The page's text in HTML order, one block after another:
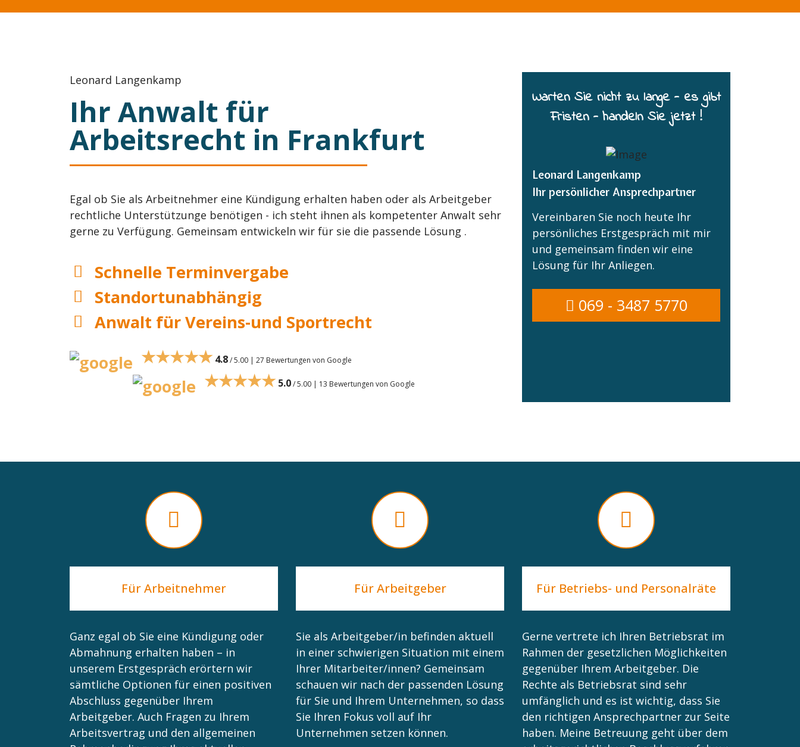
Leonard Langenkamp
Ihr Anwalt für
Arbeitsrecht in Frankfurt
Egal ob Sie als Arbeitnehmer eine Kündigung erhalten haben oder als Arbeitgeber
rechtliche Unterstützunge benötigen - ich steht ihnen als kompetenter Anwalt sehr
gerne zu Verfügung. Gemeinsam entwickeln wir für sie die passende Lösung .
Schnelle Terminvergabe
Standortunabhängig
Anwalt für Vereins-und Sportrecht
★★★★★ 4.8/ 5.00 | 27 Bewertungen von Google
★★★★★ 5.0/ 5.00 | 13 Bewertungen von Google
Warten Sie nicht zu lange - es gibt
Fristen - handeln Sie jetzt !
Leonard Langenkamp
Ihr persönlicher Ansprechpartner
Vereinbaren Sie noch heute Ihr
persönliches Erstgespräch mit mir
und gemeinsam finden wir eine
Lösung für Ihr Anliegen.
069 - 3487 5770
Für Arbeitnehmer
Ganz egal ob Sie eine Kündigung oder
Abmahnung erhalten haben – in
unserem Erstgespräch erörtern wir
sämtliche Optionen für einen positiven
Abschluss gegenüber Ihrem
Arbeitgeber. Auch Fragen zu Ihrem
Arbeitsvertrag und den allgemeinen
Für Arbeitgeber
Sie als Arbeitgeber/in befinden aktuell
in einer schwierigen Situation mit einem
Ihrer Mitarbeiter/innen? Gemeinsam
schauen wir nach der passenden Lösung
für Sie und Ihrem Unternehmen, so dass
Sie Ihren Fokus voll auf Ihr
Unternehmen setzen können.
Für Betriebs- und Personalräte
Gerne vertrete ich Ihren Betriebsrat im
Rahmen der gesetzlichen Möglichkeiten
gegenüber Ihrem Arbeitgeber. Die
Rechte als Betriebsrat sind sehr
umfänglich und es ist wichtig, dass Sie
den richtigen Ansprechpartner zur Seite
haben. Meine Betreuung geht über dem